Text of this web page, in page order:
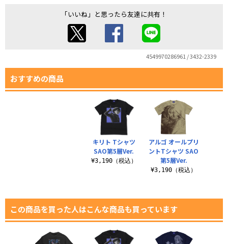
「いいね」と思ったら友達に共有！
4549970286961 / 3432-2339
おすすめの商品
キリト Tシャツ
SAO第5層Ver.
¥3,190（税込）
アルゴ オールプリ
ントTシャツ SAO
第5層Ver.
¥3,190（税込）
この商品を買った人はこんな商品も買っています